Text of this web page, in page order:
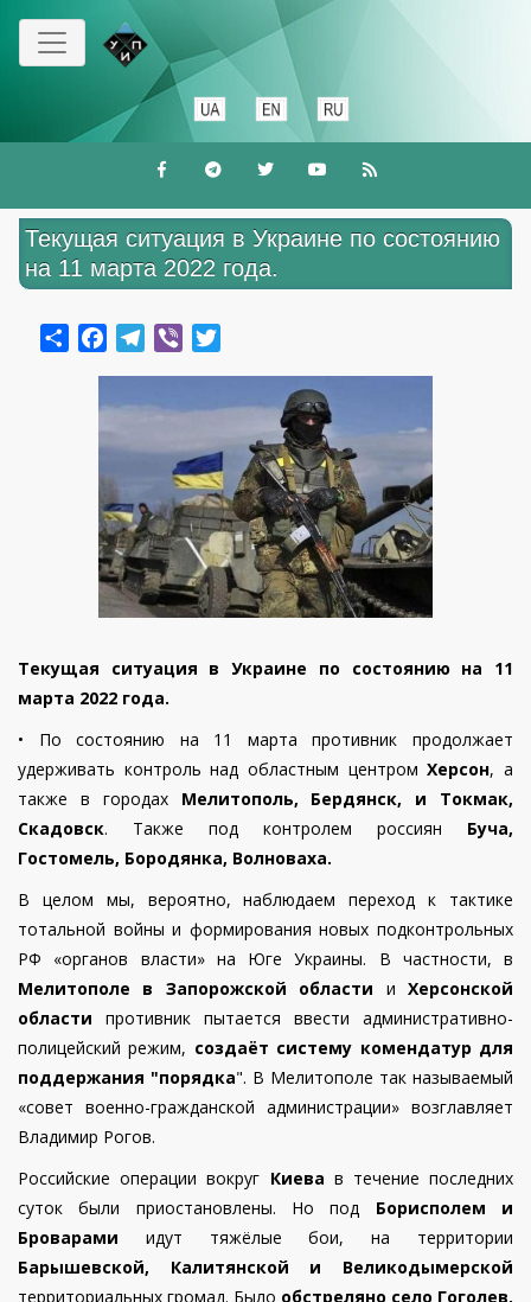
Перейти
основному
Текущая ситуация в Украине по состоянию
на 11 марта 2022 года.
ShareFacebookTelegram
Viber
Текущая ситуация в Украине по состоянию на 11
марта 2022 года.
• По состоянию на 11 марта противник продолжает
удерживать контроль над областным центромХерсон, а
также в городах Мелитополь, Бердянск, и Токмак,
Скадовск. Также под контролем россиян Буча,
Гостомель, Бородянка, Волноваха.
В целом мы, вероятно, наблюдаем переход к тактике
тотальной войны и формирования новых подконтрольных
РФ «органов власти» на Юге Украины. В частности, в
Мелитополе в Запорожской области иХерсонской
области противник пытается ввести административно-
полицейский режим, создаёт систему комендатур для
поддержания "порядка". В Мелитополе так называемый
«совет военно-гражданской администрации» возглавляет
Владимир Рогов.
Российские операции вокруг Киева в течение последних
суток были приостановлены.
Но под Борисполем и
Броварами идут тяжёлые бои, на территории
Барышевской, Калитянской и Великодымерской
территориальных громад. Было обстреляно село Гоголев,